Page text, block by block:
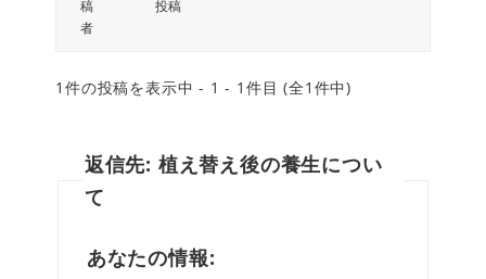
稿
者
投稿
1件の投稿を表示中 - 1 - 1件目 (全1件中)
返信先: 植え替え後の養生につい
て
あなたの情報: